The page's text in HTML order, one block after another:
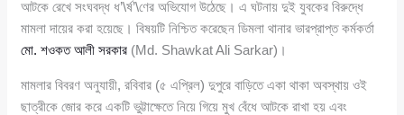
আটকে রেখে সংঘবদ্ধ ধ’\র্ষ’\ণের অভিযোগ উঠেছে। এ ঘটনায় দুই যুবকের বিরুদ্ধে
মামলা দায়ের করা হয়েছে। বিষয়টি নিশ্চিত করেছেন ডিমলা থানার ভারপ্রাপ্ত কর্মকর্তা
মো. শওকত আলী সরকার (Md. Shawkat Ali Sarkar)।
মামলার বিবরণ অনুযায়ী, রবিবার (৫ এপ্রিল) দুপুরে বাড়িতে একা থাকা অবস্থায় ওই
ছাত্রীকে জোর করে একটি ভুট্টাক্ষেতে নিয়ে গিয়ে মুখ বেঁধে আটকে রাখা হয় এবং